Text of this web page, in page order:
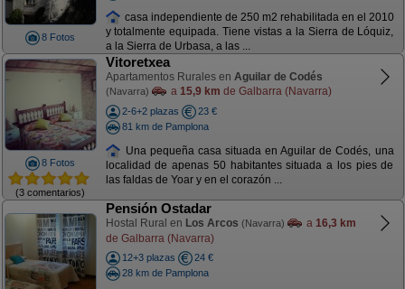
8 Fotos
casa independiente de 250 m2 rehabilitada en el 2010
y totalmente equipada. Tiene vistas a la Sierra de Lóquiz,
a la Sierra de Urbasa, a las ...
8 Fotos
(3 comentarios)
Vitoretxea
Apartamentos Rurales en Aguilar de Codés
(Navarra) a 15,9 km de Galbarra (Navarra)
2-6+2 plazas
23 €
81 km de Pamplona
Una pequeña casa situada en Aguilar de Codés, una
localidad de apenas 50 habitantes situada a los pies de
las faldas de Yoar y en el corazón ...
Pensión Ostadar
Hostal Rural en Los Arcos (Navarra) a 16,3 km
de Galbarra (Navarra)
12+3 plazas
24 €
28 km de Pamplona